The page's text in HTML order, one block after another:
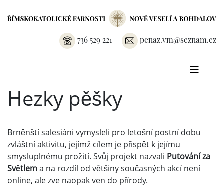
736 529 221 penaz.vm@seznam.cz
Hezky pěšky
Brněnští salesiáni vymysleli pro letošní postní dobu
zvláštní aktivitu, jejímž cílem je přispět k jejímu
smysluplnému prožití. Svůj projekt nazvali Putování za
Světlema na rozdíl od většiny současných akcí není
online, ale zve naopak ven do přírody.